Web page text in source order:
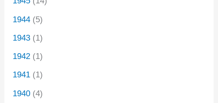
1944 (5)
1943 (1)
1942 (1)
1941 (1)
1940 (4)